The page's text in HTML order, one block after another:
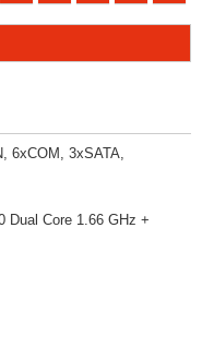
6xCOM, 3xSATA,
Core 1.66 GHz +